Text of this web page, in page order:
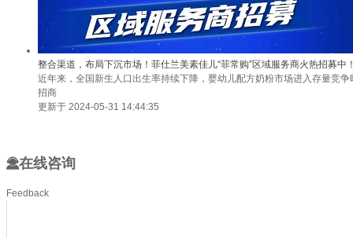
整合渠道，布局下沉市场！菲仕兰美素佳儿“菲常购”区域服务商火热招募中
近年来，全国新生人口出生率持续下降，婴幼儿配方奶粉市场进入存量竞
招商
更新于 2024-05-31 14:44:35
在线咨询
Feedback